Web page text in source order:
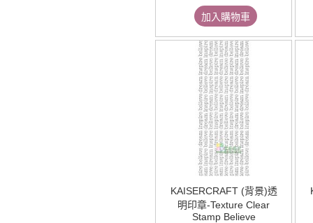
加入購物車
KAISERCRAFT (背景)透
明印章-Texture Clear
Stamp Believe